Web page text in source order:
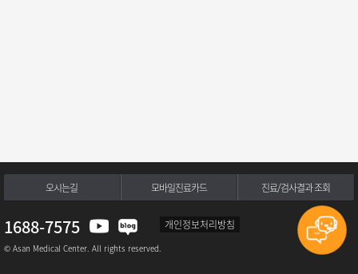
오시는길 모바일진료카드 진료/검사결과 조회
1688-7575 개인정보처리방침
© Asan Medical Center. All rights reserved.